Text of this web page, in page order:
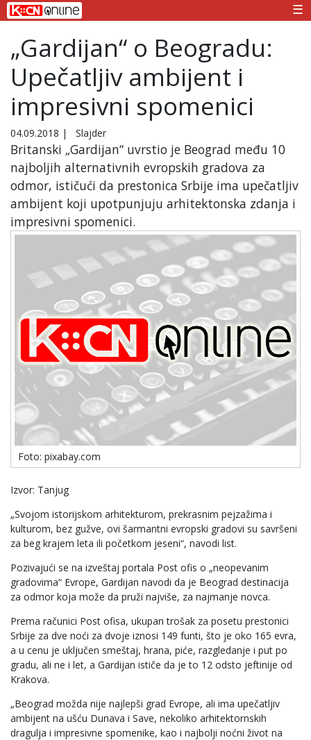
☰
„Gardijan“ o Beogradu:
Upečatljiv ambijent i
impresivni spomenici
04.09.2018 | Slajder
Britanski „Gardijan“ uvrstio je Beograd među 10
najboljih alternativnih evropskih gradova za
odmor, ističući da prestonica Srbije ima upečatljiv
ambijent koji upotpunjuju arhitektonska zdanja i
impresivni spomenici.
Foto: pixabay.com
Izvor: Tanjug
„Svojom istorijskom arhitekturom, prekrasnim pejzažima i
kulturom, bez gužve, ovi šarmantni evropski gradovi su savršeni
za beg krajem leta ili početkom jeseni“, navodi list.
Pozivajući se na izveštaj portala Post ofis o „neopevanim
gradovima“ Evrope, Gardijan navodi da je Beograd destinacija
za odmor koja može da pruži najviše, za najmanje novca.
Prema računici Post ofisa, ukupan trošak za posetu prestonici
Srbije za dve noći za dvoje iznosi 149 funti, što je oko 165 evra,
a u cenu je uključen smeštaj, hrana, piće, razgledanje i put po
gradu, ali ne i let, a Gardijan ističe da je to 12 odsto jeftinije od
Krakova.
„Beograd možda nije najlepši grad Evrope, ali ima upečatljiv
ambijent na ušću Dunava i Save, nekoliko arhitektornskih
dragulja i impresivne spomenike, kao i najbolji noćni život na